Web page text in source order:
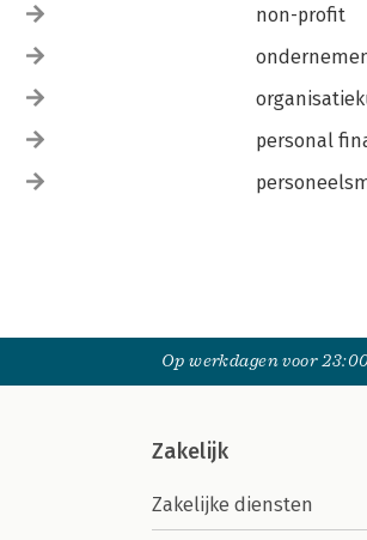
non-profit
personal
Op werkdagen voor
Zakelijk
Zakelijke diensten